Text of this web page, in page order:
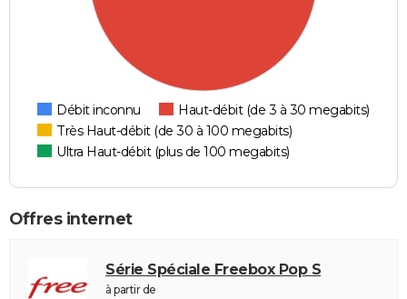
Débit inconnu
Haut-débit (de 3 à 30 megabits)
Très Haut-débit (de 30 à 100 megabits)
Ultra Haut-débit (plus de 100 megabits)
Offres internet
Série Spéciale Freebox Pop S
à partir de